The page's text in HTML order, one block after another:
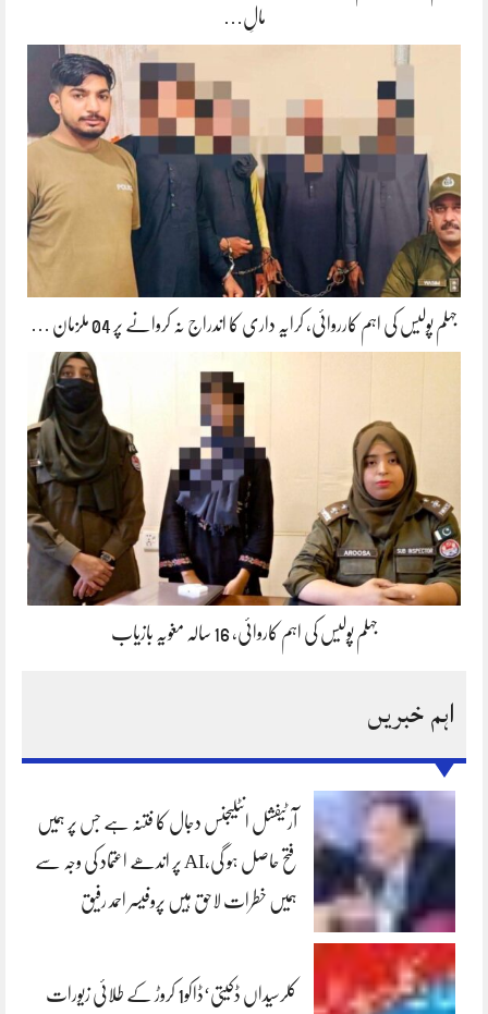
مالِ…
جہلم پولیس کی اہم کارروائی، کرایہ داری کا اندراج نہ کروانے پر 04 ملزمان …
جہلم پولیس کی اہم کاروائی، 16 سالہ مغویہ بازیاب
اہم خبریں
آرٹیفشل انٹلیجنس دجال کا فتنہ ہے جس پر ہمیں
فتح حاصل ہو گی،AI پر اندھے اعتماد کی وجہ سے
ہمیں خطرات لاحق ہیں پروفیسر احمد رفیق
کلرسیداں ڈکیتی‘ڈاکو1 کروڑ کے طلائی زیورات